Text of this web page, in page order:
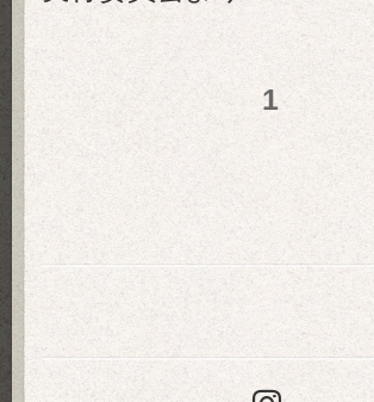
1